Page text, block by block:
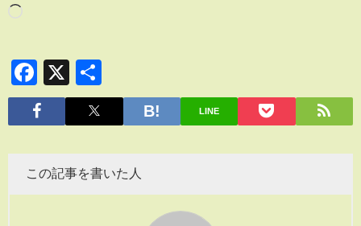
Facebook
X
有
LINE
この記事を書いた人